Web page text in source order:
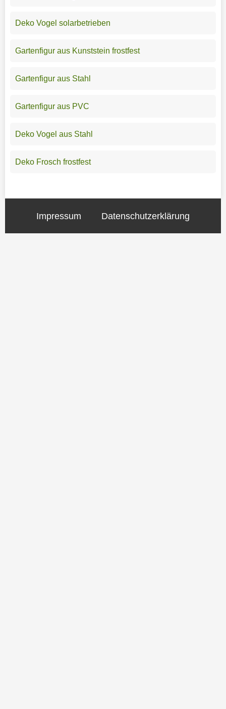
Deko Vogel solarbetrieben
Gartenfigur aus Kunststein frostfest
Gartenfigur aus Stahl
Gartenfigur aus PVC
Deko Vogel aus Stahl
Deko Frosch frostfest
Impressum Datenschutzerklärung